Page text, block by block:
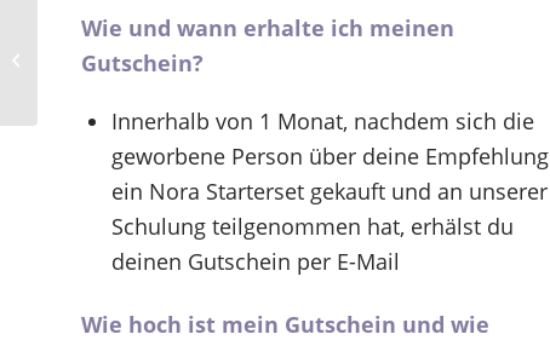
Wie und wann erhalte ich meinen
Gutschein?
Innerhalb von 1 Monat, nachdem sich die
geworbene Person über deine Empfehlung
ein Nora Starterset gekauft und an unserer
Schulung teilgenommen hat, erhälst du
deinen Gutschein per E-Mail
Wie hoch ist mein Gutschein und wie
Beauty Düsseldorf 2023